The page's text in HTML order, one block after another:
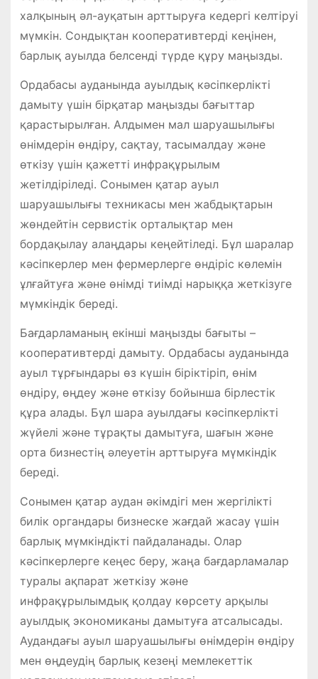
халқының әл-ауқатын арттыруға кедергі келтіруі
мүмкін. Сондықтан кооперативтерді кеңінен,
барлық ауылда белсенді түрде құру маңызды.
Ордабасы ауданында ауылдық кәсіпкерлікті
дамыту үшін бірқатар маңызды бағыттар
қарастырылған. Алдымен мал шаруашылығы
өнімдерін өндіру, сақтау, тасымалдау және
өткізу үшін қажетті инфрақұрылым
жетілдіріледі. Сонымен қатар ауыл
шаруашылығы техникасы мен жабдықтарын
жөндейтін сервистік орталықтар мен
бордақылау алаңдары кеңейтіледі. Бұл шаралар
кәсіпкерлер мен фермерлерге өндіріс көлемін
ұлғайтуға және өнімді тиімді нарыққа жеткізуге
мүмкіндік береді.
Бағдарламаның екінші маңызды бағыты –
кооперативтерді дамыту. Ордабасы ауданында
ауыл тұрғындары өз күшін біріктіріп, өнім
өндіру, өңдеу және өткізу бойынша бірлестік
құра алады. Бұл шара ауылдағы кәсіпкерлікті
жүйелі және тұрақты дамытуға, шағын және
орта бизнестің әлеуетін арттыруға мүмкіндік
береді.
Сонымен қатар аудан әкімдігі мен жергілікті
билік органдары бизнеске жағдай жасау үшін
барлық мүмкіндікті пайдаланады. Олар
кәсіпкерлерге кеңес беру, жаңа бағдарламалар
туралы ақпарат жеткізу және
инфрақұрылымдық қолдау көрсету арқылы
ауылдық экономиканы дамытуға атсалысады.
Аудандағы ауыл шаруашылығы өнімдерін өндіру
мен өңдеудің барлық кезеңі мемлекеттік